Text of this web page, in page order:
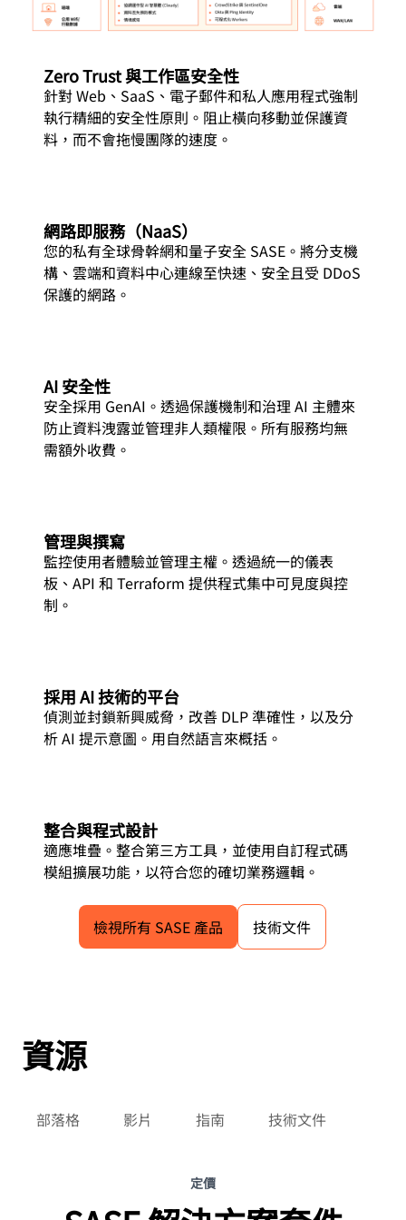
Zero Trust 與工作區安全性
針對 Web、SaaS、電子郵件和私人應用程式強制
執行精細的安全性原則。阻止橫向移動並保護資
料，而不會拖慢團隊的速度。
網路即服務（NaaS）
您的私有全球骨幹網和量子安全 SASE。將分支機
構、雲端和資料中心連線至快速、安全且受 DDoS
保護的網路。
AI 安全性
安全採用 GenAI。透過保護機制和治理 AI 主體來
防止資料洩露並管理非人類權限。所有服務均無
需額外收費。
管理與撰寫
監控使用者體驗並管理主權。透過統一的儀表
板、API 和 Terraform 提供程式集中可見度與控
制。
採用 AI 技術的平台
偵測並封鎖新興威脅，改善 DLP 準確性，以及分
析 AI 提示意圖。用自然語言來概括。
整合與程式設計
適應堆疊。整合第三方工具，並使用自訂程式碼
模組擴展功能，以符合您的確切業務邏輯。
檢視所有 SASE 產品 技術文件
資源
部落格 影片 指南 技術文件
定價